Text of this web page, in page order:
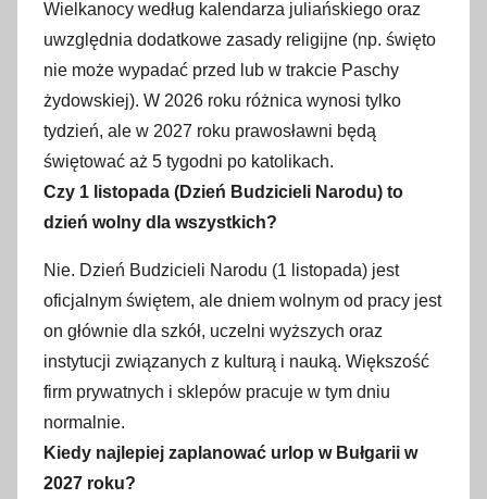
Wielkanocy według kalendarza juliańskiego oraz
uwzględnia dodatkowe zasady religijne (np. święto
nie może wypadać przed lub w trakcie Paschy
żydowskiej). W 2026 roku różnica wynosi tylko
tydzień, ale w 2027 roku prawosławni będą
świętować aż 5 tygodni po katolikach.
Czy 1 listopada (Dzień Budzicieli Narodu) to
dzień wolny dla wszystkich?
Nie. Dzień Budzicieli Narodu (1 listopada) jest
oficjalnym świętem, ale dniem wolnym od pracy jest
on głównie dla szkół, uczelni wyższych oraz
instytucji związanych z kulturą i nauką. Większość
firm prywatnych i sklepów pracuje w tym dniu
normalnie.
Kiedy najlepiej zaplanować urlop w Bułgarii w
2027 roku?